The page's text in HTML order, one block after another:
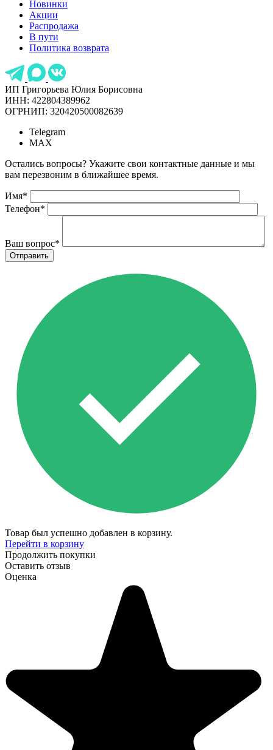
Новинки
Акции
Распродажа
В пути
Политика возврата
ИП Григорьева Юлия Борисовна
ИНН: 422804389962
ОГРНИП: 320420500082639
Telegram
MAX
Остались вопросы? Укажите свои контактные данные и мы
вам перезвоним в ближайшее время.
Имя*
Телефон*
Ваш вопрос*
Товар был успешно добавлен в корзину.
Перейти в корзину
Продолжить покупки
Оставить отзыв
Оценка